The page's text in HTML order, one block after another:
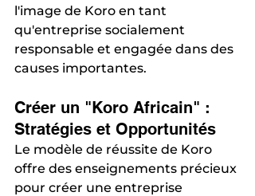
l'image de Koro en tant
qu'entreprise socialement
responsable et engagée dans des
causes importantes.
Créer un "Koro Africain" :
Stratégies et Opportunités
Le modèle de réussite de Koro
offre des enseignements précieux
pour créer une entreprise